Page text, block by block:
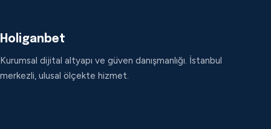
Holiganbet
Kurumsal dijital altyapı ve güven danışmanlığı. İstanbul
merkezli, ulusal ölçekte hizmet.